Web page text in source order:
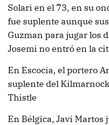
Solari en el 73, en su
fue suplente aunque
Guzman para jugar los
Josemi no entró en la
En Escocia, el portero
suplente del
Thistle
En Bélgica, Javi Martos